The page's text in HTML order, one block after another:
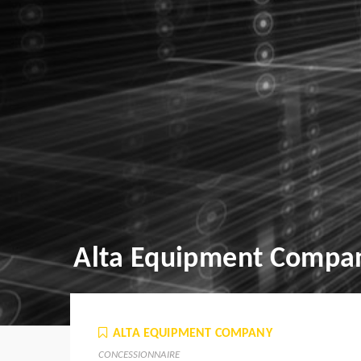
Alta Equipment
ALTA EQUIPMENT COMPANY
CONCESSIONNAIRE